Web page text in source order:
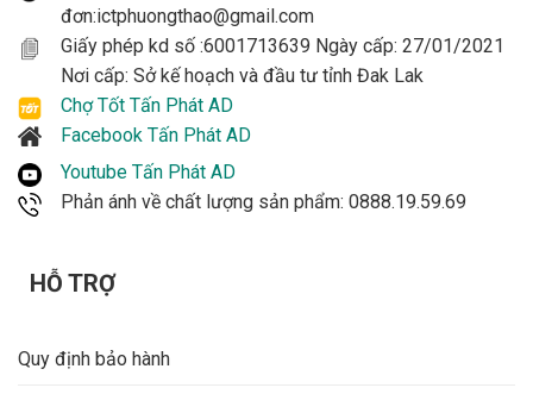
đơn:ictphuongthao@gmail.com
Giấy phép kd số :6001713639 Ngày cấp: 27/01/2021
Nơi cấp: Sở kế hoạch và đầu tư tỉnh Đak Lak
Chợ Tốt Tấn Phát AD
Facebook Tấn Phát AD
Youtube Tấn Phát AD
Phản ánh về chất lượng sản phẩm: 0888.19.59.69
HỖ TRỢ
Quy định bảo hành